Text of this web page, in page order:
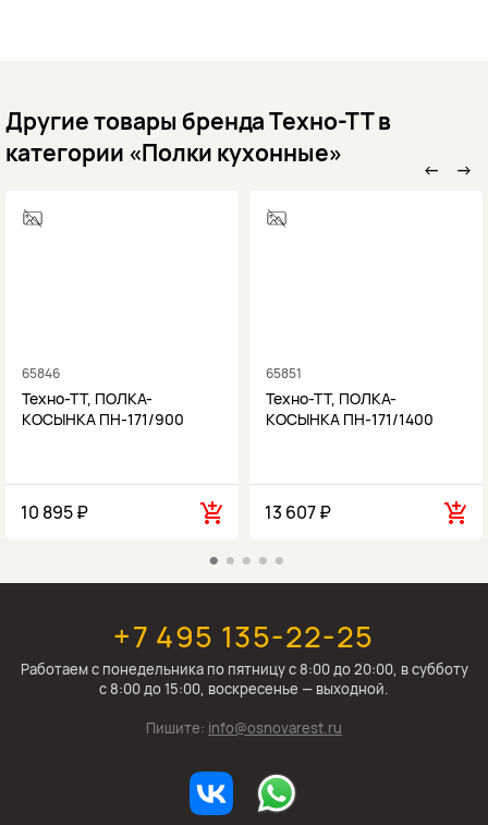
Другие товары бренда Техно-ТТ в
категории «Полки кухонные»
←
65846
Техно-ТТ, ПОЛКА-
КОСЫНКА ПН-171/900
10 895 ₽
65851
Техно-ТТ, ПОЛКА-
КОСЫНКА ПН-171/1400
13 607 ₽
→
+7 495 135-22-25
Работаем c понедельника по пятницу с 8:00 до 20:00, в субботу
с 8:00 до 15:00, воскресенье — выходной.
Пишите: info@osnovarest.ru